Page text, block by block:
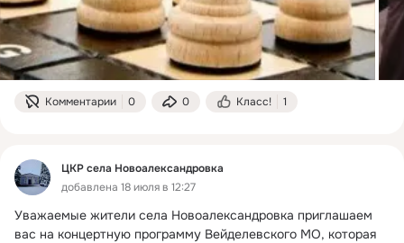
Комментарии 0 0 Класс! 1
ЦКР села Новоалександровка
добавлена 18 июля в 12:27
Уважаемые жители села Новоалександровка приглашаем
вас на концертную программу Вейделевского МО, которая